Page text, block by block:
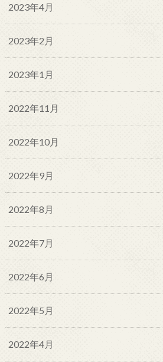
2023年4月
2023年2月
2023年1月
2022年11月
2022年10月
2022年9月
2022年8月
2022年7月
2022年6月
2022年5月
2022年4月